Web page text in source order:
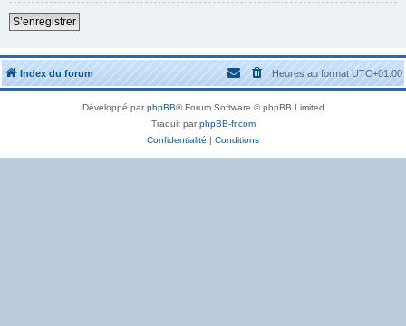
S’enregistrer
Index du forum Heures au formatUTC+01:00
Développé parphpBB® Forum Software © phpBB Limited
Traduit parphpBB-fr.com
Confidentialité | Conditions